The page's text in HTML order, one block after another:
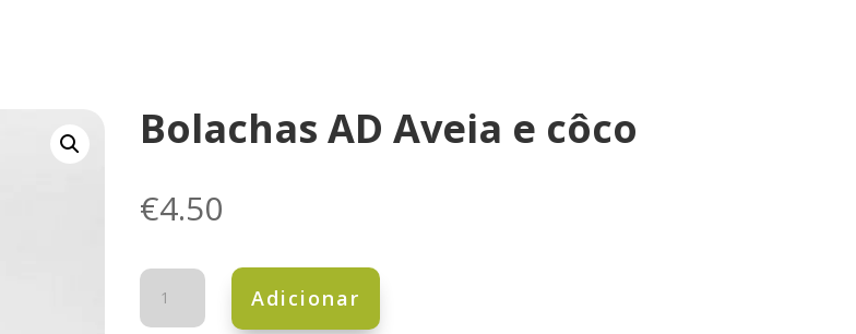
Bolachas AD Aveia e côco
€4.50
Quantidade
Bolachas
Adicionar